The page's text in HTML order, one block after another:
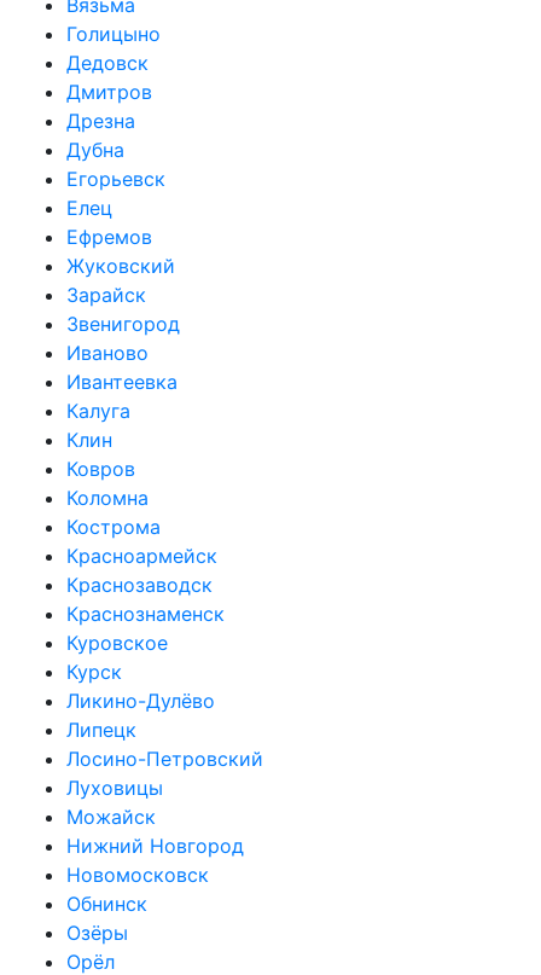
Голицыно
Дедовск
Дмитров
Дрезна
Дубна
Егорьевск
Елец
Ефремов
Жуковский
Зарайск
Звенигород
Иваново
Ивантеевка
Калуга
Клин
Ковров
Коломна
Кострома
Красноармейск
Краснозаводск
Краснознаменск
Куровское
Курск
Ликино-Дулёво
Липецк
Лосино-Петровский
Луховицы
Можайск
Нижний Новгород
Новомосковск
Обнинск
Озёры
Орёл